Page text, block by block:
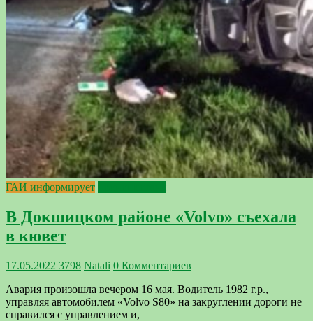
ГАИ информирует
В Докшицком районе «Volvo» съехала
в кювет
17.05.2022 3798 Natali 0 Комментариев
Авария произошла вечером 16 мая. Водитель 1982 г.р.,
управляя автомобилем «Volvo S80» на закруглении дороги не
справился с управлением и,